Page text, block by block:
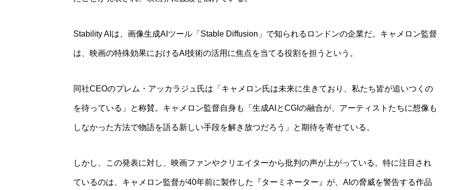
Stability AIは、画像生成AIツール「Stable Diffusion」で知られるロンドンの企業だ。キャメロン監督
は、映画の特殊効果におけるAI技術の活用に焦点を当てる役割を担うという。
同社CEOのプレム・アッカラジュ氏は「キャメロン氏は未来に生きており、私たち皆が追いつくの
を待っている」と称賛。キャメロン監督自身も「生成AIとCGIの融合が、アーティストたちに想像も
しなかった方法で物語を語る新しい手段を解き放つだろう」と期待を寄せている。
しかし、この発表に対し、映画ファンやクリエイターから批判の声が上がっている。特に注目され
ているのは、キャメロン監督が40年前に製作した『ターミネーター』が、AIの脅威を警告する作品